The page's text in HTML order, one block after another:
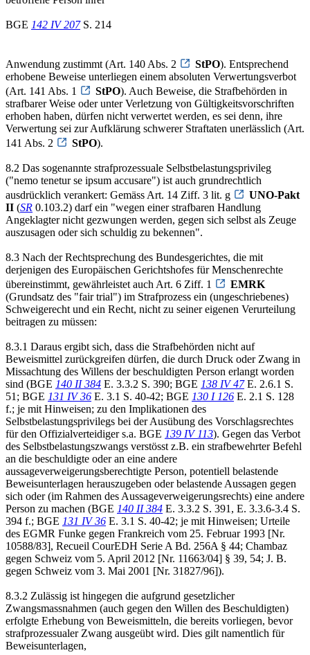
BGE 142 IV 207S. 214
Anwendung zustimmt (Art. 140 Abs. 2 StPO). Entsprechend
erhobene Beweise unterliegen einem absoluten Verwertungsverbot
(Art. 141 Abs. 1
StPO). Auch Beweise, die Strafbehörden in
strafbarer Weise oder unter Verletzung von Gültigkeitsvorschriften
erhoben haben, dürfen nicht verwertet werden, es sei denn, ihre
Verwertung sei zur Aufklärung schwerer Straftaten unerlässlich (Art.
141 Abs. 2
StPO).
8.2 Das sogenannte strafprozessuale Selbstbelastungsprivileg
("nemo tenetur se ipsum accusare") ist auch grundrechtlich
ausdrücklich verankert: Gemäss Art. 14 Ziff. 3 lit. g
UNO-Pakt
II (SR 0.103.2) darf ein "wegen einer strafbaren Handlung
Angeklagter nicht gezwungen werden, gegen sich selbst als Zeuge
auszusagen oder sich schuldig zu bekennen".
8.3 Nach der Rechtsprechung des Bundesgerichtes, die mit
derjenigen des Europäischen Gerichtshofes für Menschenrechte
übereinstimmt, gewährleistet auch Art. 6 Ziff. 1
EMRK
(Grundsatz des "fair trial") im Strafprozess ein (ungeschriebenes)
Schweigerecht und ein Recht, nicht zu seiner eigenen Verurteilung
beitragen zu müssen:
8.3.1 Daraus ergibt sich, dass die Strafbehörden nicht auf
Beweismittel zurückgreifen dürfen, die durch Druck oder Zwang in
Missachtung des Willens der beschuldigten Person erlangt worden
sind (BGE 140 II 384 E. 3.3.2 S. 390; BGE 138 IV 47E. 2.6.1 S.
51; BGE 131 IV 36 E. 3.1 S. 40-42; BGE 130 I 126 E. 2.1 S. 128
f.; je mit Hinweisen; zu den Implikationen des
Selbstbelastungsprivilegs bei der Ausübung des Vorschlagsrechtes
für den Offizialverteidiger s.a. BGE 139 IV 113). Gegen das Verbot
des Selbstbelastungszwangs verstösst z.B. ein strafbewehrter Befehl
an die beschuldigte oder an eine andere
aussageverweigerungsberechtigte Person, potentiell belastende
Beweisunterlagen herauszugeben oder belastende Aussagen gegen
sich oder (im Rahmen des Aussageverweigerungsrechts) eine andere
Person zu machen (BGE 140 II 384 E. 3.3.2 S. 391, E. 3.3.6-3.4 S.
394 f.; BGE 131 IV 36 E. 3.1 S. 40-42; je mit Hinweisen; Urteile
des EGMR Funke gegen Frankreich vom 25. Februar 1993 [Nr.
10588/83], Recueil CourEDH Serie A Bd. 256A § 44; Chambaz
gegen Schweiz vom 5. April 2012 [Nr. 11663/04] § 39, 54; J. B.
gegen Schweiz vom 3. Mai 2001 [Nr. 31827/96]).
8.3.2 Zulässig ist hingegen die aufgrund gesetzlicher
Zwangsmassnahmen (auch gegen den Willen des Beschuldigten)
erfolgte Erhebung von Beweismitteln, die bereits vorliegen, bevor
strafprozessualer Zwang ausgeübt wird. Dies gilt namentlich für
Beweisunterlagen,